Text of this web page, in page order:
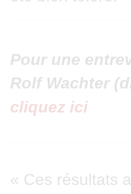
Pour une
Rolf Wachter
cliquez ici
« Ces résultats